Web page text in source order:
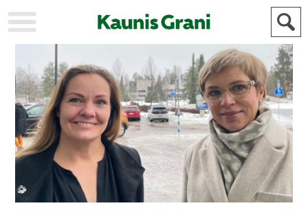
KAUPUNKI
STADEN
AJANKOHTAISTA
AKTUELLT
URHEILU
IDROTT
KULTTUURI
KULTUR
HISTORIA
HISTORIA
YLEINEN
ALLMÄN
MAINOSTAJILLE
FÖR
ANNONSÖRER